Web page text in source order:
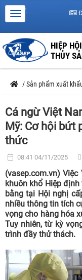
HIỆP
THỦY
/Sản phẩm xuất
Cá ngừ Việt
Mỹ: Cơ hội bứt
thức
08:41 04/11/2025
(vasep.com.vn)
khuôn khổ Hiệp
bằng tại Hội nghị
nhiều thông tin tích
vọng cho hàng hóa
Tuy nhiên, từ kỳ
trình đầy thử thách.